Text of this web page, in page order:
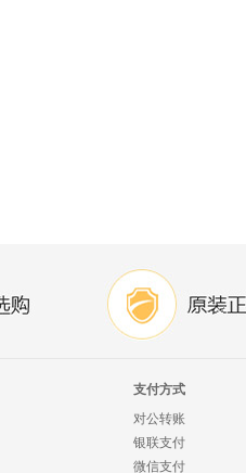
支付方式
对公转账
银联支付
微信支付